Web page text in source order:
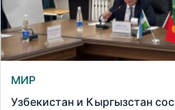
МИР
Узбекистан и Кыргызстан